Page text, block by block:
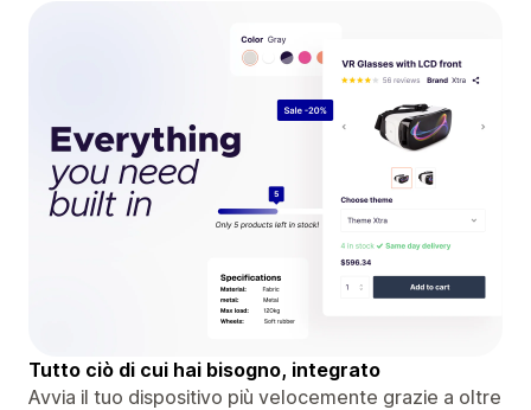
Tutto ciò di cui hai bisogno, integrato
Avvia il tuo dispositivo più velocemente grazie a oltre